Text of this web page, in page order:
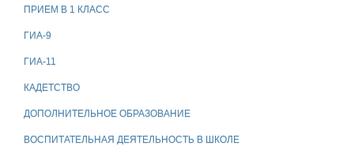
ПРИЕМ В 1 КЛАСС
ГИА-9
ГИА-11
КАДЕТСТВО
ДОПОЛНИТЕЛЬНОЕ ОБРАЗОВАНИЕ
ВОСПИТАТЕЛЬНАЯ ДЕЯТЕЛЬНОСТЬ В ШКОЛЕ